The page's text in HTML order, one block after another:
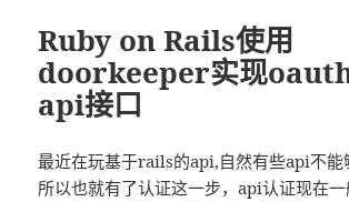
Ruby on Rails使用
doorkeeper实现
api接口
最近在玩基于rails的api,自然有些api不能
所以也就有了认证这一步，api认证现在